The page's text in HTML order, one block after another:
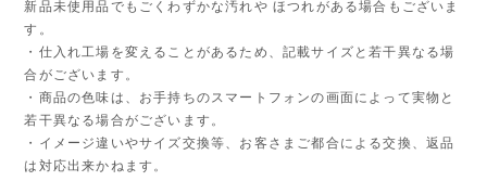
新品未使用品でもごくわずかな汚れや ほつれがある場合もございま
す。
・仕入れ工場を変えることがあるため、記載サイズと若干異なる場
合がございます。
・商品の色味は、お手持ちのスマートフォンの画面によって実物と
若干異なる場合がございます。
・イメージ違いやサイズ交換等、お客さまご都合による交換、返品
は対応出来かねます。